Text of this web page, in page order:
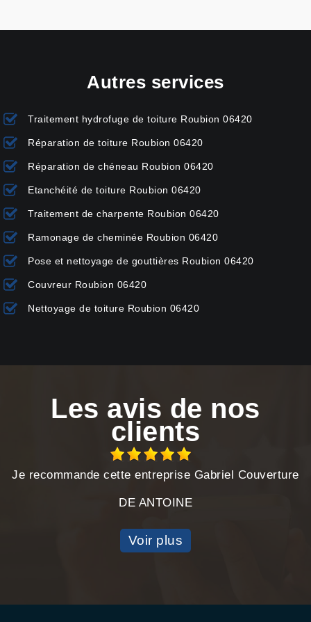
Autres services
Traitement hydrofuge de toiture Roubion 06420
Réparation de toiture Roubion 06420
Réparation de chéneau Roubion 06420
Etanchéité de toiture Roubion 06420
Traitement de charpente Roubion 06420
Ramonage de cheminée Roubion 06420
Pose et nettoyage de gouttières Roubion 06420
Couvreur Roubion 06420
Nettoyage de toiture Roubion 06420
Les avis de nos
clients
Je recommande cette entreprise Gabriel Couverture
DE ANTOINE
Voir plus